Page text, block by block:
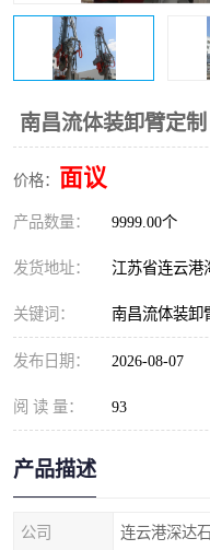
南昌流体装卸臂定
价格： 面议
产品数量： 9999.00个
发货地址： 江苏省连云港
关键词： 南昌流体装卸
发布日期： 2026-08-07
阅 读 量： 93
产品描述
公司 连云港深达